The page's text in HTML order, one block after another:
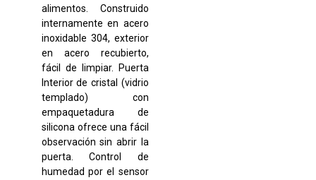
alimentos. Construido
internamente en acero
inoxidable 304, exterior
en acero recubierto,
fácil de limpiar. Puerta
Interior de cristal (vidrio
templado) con
empaquetadura de
silicona ofrece una fácil
observación sin abrir la
puerta. Control de
humedad por el sensor